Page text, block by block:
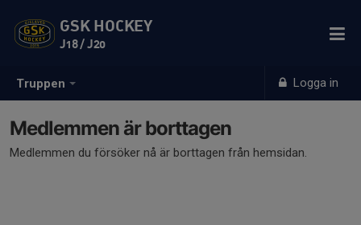
Truppen Logga in
GSK HOCKEY
J18 / J20
Medlemmen är borttagen
Medlemmen du försöker nå är borttagen från hemsidan.